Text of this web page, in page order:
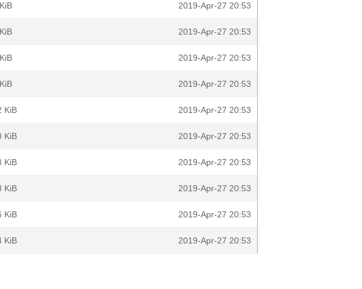
2019-Apr-27 20:53
2019-Apr-27 20:53
2019-Apr-27 20:53
2019-Apr-27 20:53
KiB 2019-Apr-27 20:53
KiB 2019-Apr-27 20:53
KiB 2019-Apr-27 20:53
KiB 2019-Apr-27 20:53
KiB 2019-Apr-27 20:53
KiB 2019-Apr-27 20:53